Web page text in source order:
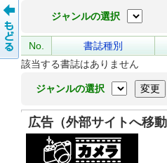
ジャンルの選択
No. 書誌種別
該当する書誌はありません
ジャンルの選択
広告（外部サイトへ移動